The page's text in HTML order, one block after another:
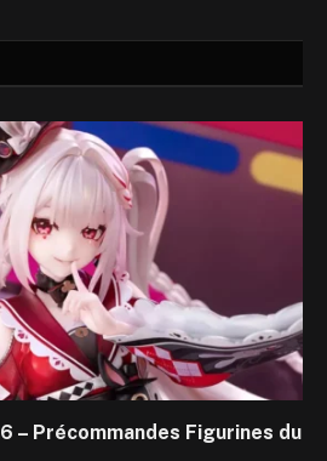
– Précommandes Figurines du